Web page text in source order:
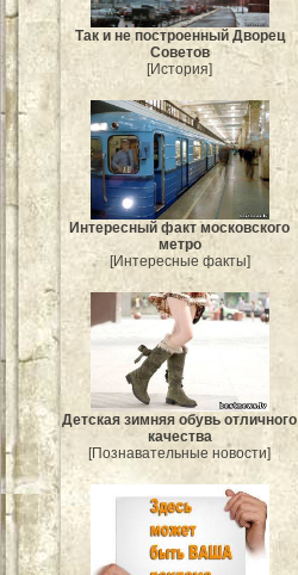
Так и не построенный Дворец
Советов
[История]
Интересный факт московского
метро
[Интересные факты]
Детская зимняя обувь отличного
качества
[Познавательные новости]